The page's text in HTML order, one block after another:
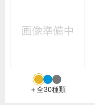
＋全30種類